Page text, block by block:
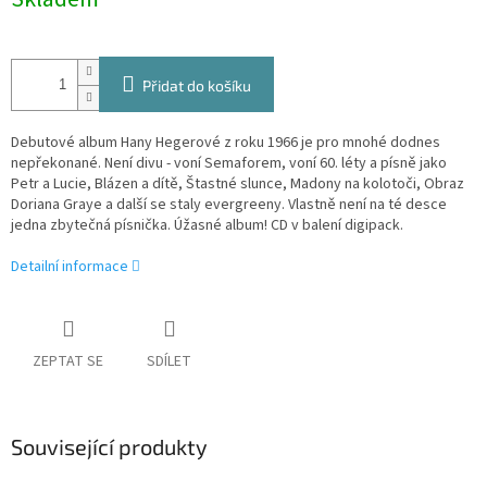
Přidat do košíku
Debutové album Hany Hegerové z roku 1966 je pro mnohé dodnes
nepřekonané. Není divu - voní Semaforem, voní 60. léty a písně jako
Petr a Lucie, Blázen a dítě, Štastné slunce, Madony na kolotoči, Obraz
Doriana Graye a další se staly evergreeny. Vlastně není na té desce
jedna zbytečná písnička. Úžasné album! CD v balení digipack.
Detailní informace
ZEPTAT SE SDÍLET
Související produkty